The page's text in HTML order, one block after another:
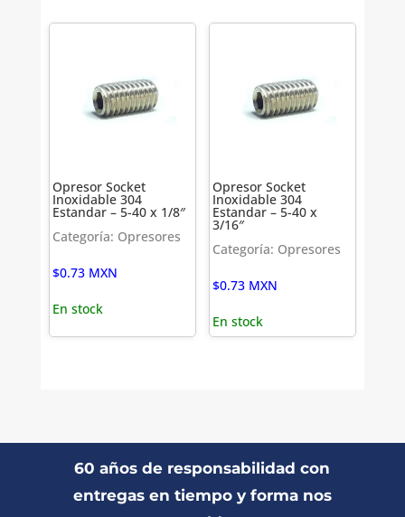
Opresor Socket
Inoxidable 304
Estandar – 5-40 x 1/8″
Categoría: Opresores
$0.73 MXN
En stock
Opresor Socket
Inoxidable 304
Estandar – 5-40 x
3/16″
Categoría: Opresores
$0.73 MXN
En stock
60 años de responsabilidad con
entregas en tiempo y forma nos